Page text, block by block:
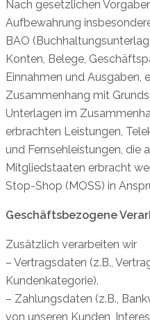
Nach gesetzlichen
Aufbewahrung
BAO
Konten, Belege,
Einnahmen und Ausgaben,
Zusammenhang mit
Unterlagen im
erbrachten Leistungen,
und Fernsehleistungen, die
Mitgliedstaaten erbracht
Stop-Shop (MOSS) in
Geschäftsbezogene
Zusätzlich verarbeiten wir
– Vertragsdaten (z.B.,
Kundenkategorie).
– Zahlungsdaten (z.B.,
von unseren Kunden,